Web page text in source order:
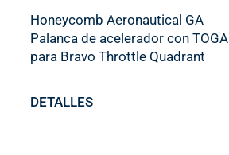
Honeycomb Aeronautical GA
Palanca de acelerador con TOGA
para Bravo Throttle Quadrant
DETALLES